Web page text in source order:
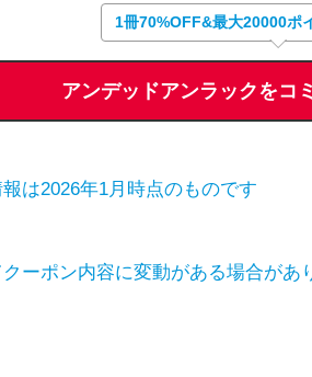
1冊70%OFF&最大20000ポ
アンデッドアンラックをコ
は2026年1月時点のものです
ーポン内容に変動がある場合があ